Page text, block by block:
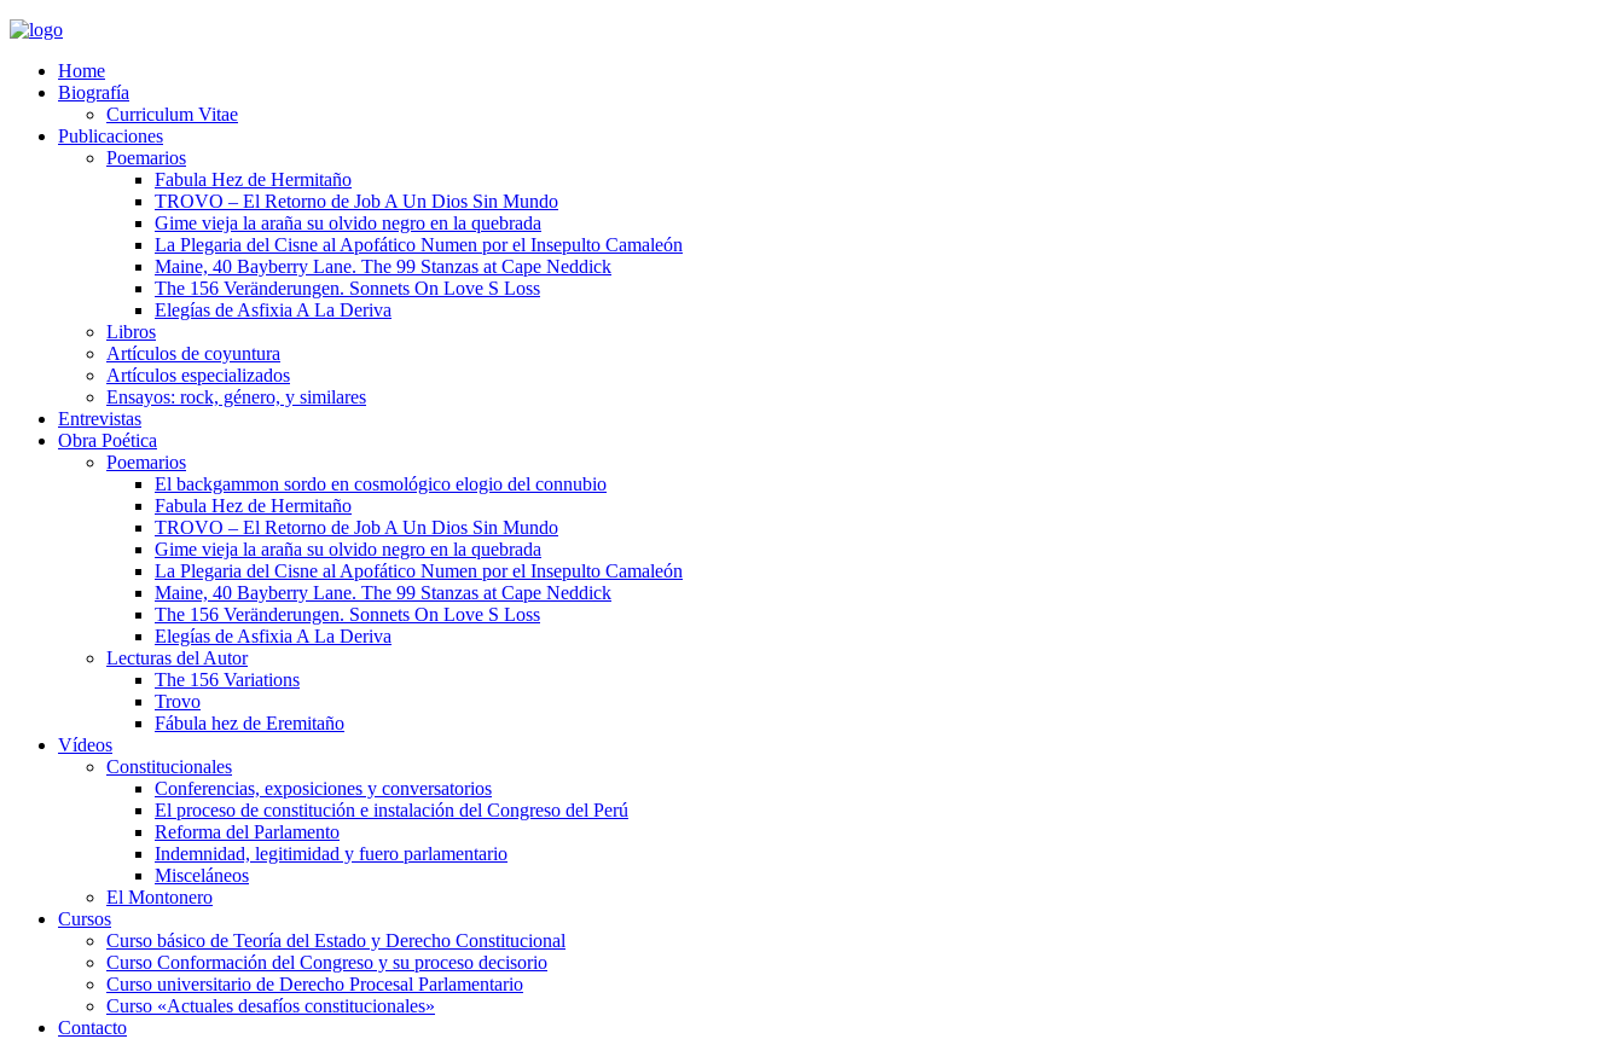
Home
Biografía
Curriculum Vitae​
Publicaciones
Poemarios
Fabula Hez de Hermitaño
TROVO – El Retorno de Job A Un Dios Sin Mundo
Gime vieja la araña su olvido negro en la quebrada
La Plegaria del Cisne al Apofático Numen por el Insepulto Camaleón
Maine, 40 Bayberry Lane. The 99 Stanzas at Cape Neddick
The 156 Veränderungen. Sonnets On Love S Loss
Elegías de Asfixia A La Deriva
Libros
Artículos de coyuntura
Artículos especializados
Ensayos: rock, género, y similares
Entrevistas
Obra Poética
Poemarios
El backgammon sordo en cosmológico elogio del connubio
Fabula Hez de Hermitaño
TROVO – El Retorno de Job A Un Dios Sin Mundo
Gime vieja la araña su olvido negro en la quebrada
La Plegaria del Cisne al Apofático Numen por el Insepulto Camaleón
Maine, 40 Bayberry Lane. The 99 Stanzas at Cape Neddick
The 156 Veränderungen. Sonnets On Love S Loss
Elegías de Asfixia A La Deriva
Lecturas del Autor
The 156 Variations
Trovo
Fábula hez de Eremitaño
Vídeos
Constitucionales
Conferencias, exposiciones y conversatorios
El proceso de constitución e instalación del Congreso del Perú
Reforma del Parlamento
Indemnidad, legitimidad y fuero parlamentario
Misceláneos
El Montonero
Cursos
Curso básico de Teoría del Estado y Derecho Constitucional
Curso Conformación del Congreso y su proceso decisorio
Curso universitario de Derecho Procesal Parlamentario
Curso «Actuales desafíos constitucionales»
Contacto